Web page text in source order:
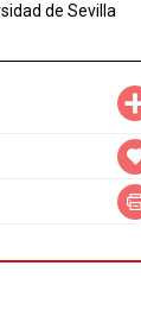
de Sevilla